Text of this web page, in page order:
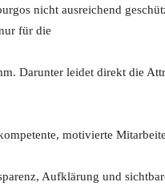
nicht ausreichend
für die
Darunter leidet direkt die
motivierte
Aufklärung und